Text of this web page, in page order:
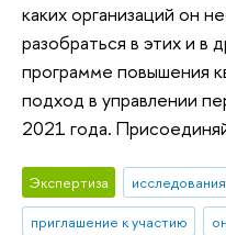
каких организаций он
разобраться в этих и в
программе повышения
подход в управлении
2021 года.
Экспертиза
приглашение к участию